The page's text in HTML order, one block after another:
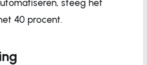
steeg het
40 procent.